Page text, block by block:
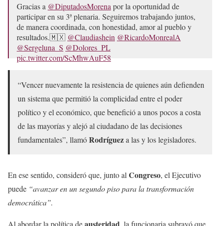
Gracias a @DiputadosMorena por la oportunidad de
participar en su 3ª plenaria. Seguiremos trabajando juntos,
de manera coordinada, con honestidad, amor al pueblo y
resultados.🇲🇽 @Claudiashein @RicardoMonrealA
@Sergeluna_S @Dolores_PL
pic.twitter.com/ScMhwAuF58
30, 2025
“Vencer nuevamente la resistencia de quienes aún defienden
un sistema que permitió la complicidad entre el poder
político y el económico, que benefició a unos pocos a costa
de las mayorías y alejó al ciudadano de las decisiones
fundamentales”, llamóRodrígueza las y los legisladores.
En ese sentido, consideró que, junto al Congreso, el Ejecutivo
puede “avanzar en un segundo piso para la transformación
democrática”.
Al abordar la política deausteridad, la funcionaria subrayó que